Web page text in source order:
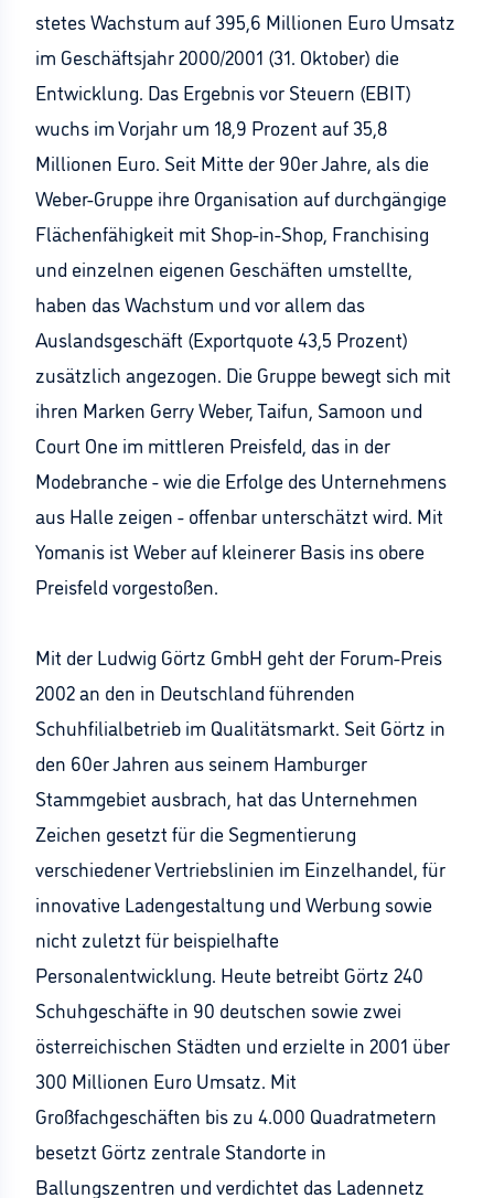
stetes Wachstum auf 395,6 Millionen Euro Umsatz
im Geschäftsjahr 2000/2001 (31. Oktober) die
Entwicklung. Das Ergebnis vor Steuern (EBIT)
wuchs im Vorjahr um 18,9 Prozent auf 35,8
Millionen Euro. Seit Mitte der 90er Jahre, als die
Weber-Gruppe ihre Organisation auf durchgängige
Flächenfähigkeit mit Shop-in-Shop, Franchising
und einzelnen eigenen Geschäften umstellte,
haben das Wachstum und vor allem das
Auslandsgeschäft (Exportquote 43,5 Prozent)
zusätzlich angezogen. Die Gruppe bewegt sich mit
ihren Marken Gerry Weber, Taifun, Samoon und
Court One im mittleren Preisfeld, das in der
Modebranche - wie die Erfolge des Unternehmens
aus Halle zeigen - offenbar unterschätzt wird. Mit
Yomanis ist Weber auf kleinerer Basis ins obere
Preisfeld vorgestoßen.
Mit der Ludwig Görtz GmbH geht der Forum-Preis
2002 an den in Deutschland führenden
Schuhfilialbetrieb im Qualitätsmarkt. Seit Görtz in
den 60er Jahren aus seinem Hamburger
Stammgebiet ausbrach, hat das Unternehmen
Zeichen gesetzt für die Segmentierung
verschiedener Vertriebslinien im Einzelhandel, für
innovative Ladengestaltung und Werbung sowie
nicht zuletzt für beispielhafte
Personalentwicklung. Heute betreibt Görtz 240
Schuhgeschäfte in 90 deutschen sowie zwei
österreichischen Städten und erzielte in 2001 über
300 Millionen Euro Umsatz. Mit
Großfachgeschäften bis zu 4.000 Quadratmetern
besetzt Görtz zentrale Standorte in
Ballungszentren und verdichtet das Ladennetz